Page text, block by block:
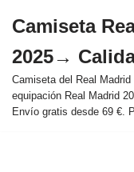
al
contenido
Camiseta
2025→
Camiseta del Real
equipación Real Madrid
Envío gratis desde 69 €.